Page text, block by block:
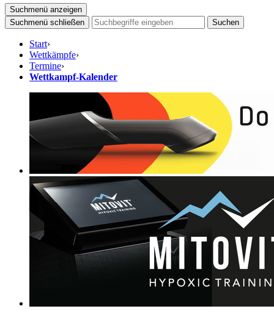
Suchmenü anzeigen
Suchmenü schließen
Suchen
Start›
Wettkämpfe›
Termine›
Wettkampf-Kalender